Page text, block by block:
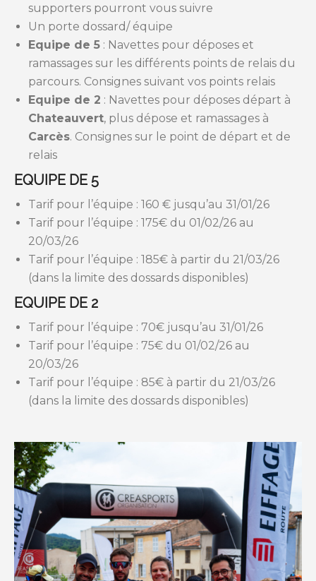
supporters pourront vous suivre
Un porte dossard/ équipe
Equipe de 5 : Navettes pour déposes et
ramassages sur les différents points de relais du
parcours. Consignes suivant vos points relais
Equipe de 2 : Navettes pour déposes départ à
Chateauvert, plus dépose et ramassages à
Carcès. Consignes sur le point de départ et de
relais
EQUIPE DE 5
Tarif pour l’équipe : 160 € jusqu’au 31/01/26
Tarif pour l’équipe : 175€ du 01/02/26 au
20/03/26
Tarif pour l’équipe : 185€ à partir du 21/03/26
(dans la limite des dossards disponibles)
EQUIPE DE 2
Tarif pour l’équipe : 70€ jusqu’au 31/01/26
Tarif pour l’équipe : 75€ du 01/02/26 au
20/03/26
Tarif pour l’équipe : 85€ à partir du 21/03/26
(dans la limite des dossards disponibles)